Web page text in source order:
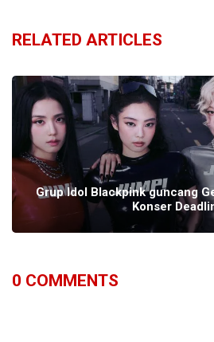
RELATED ARTICLES
Grup Idol Blackpink guncang
Konser
0 COMMENTS